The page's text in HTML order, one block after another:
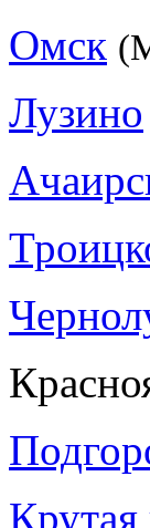
Омск
Лузино
Крутая